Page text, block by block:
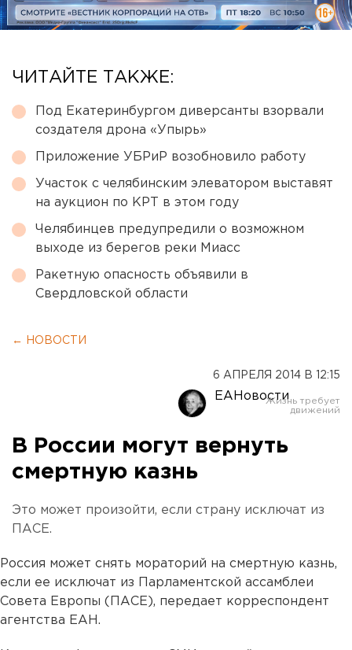
ЧИТАЙТЕ ТАКЖЕ:
Под Екатеринбургом диверсанты взорвали
создателя дрона «Упырь»
Приложение УБРиР возобновило работу
Участок с челябинским элеватором выставят
на аукцион по КРТ в этом году
Челябинцев предупредили о возможном
выходе из берегов реки Миасс
Ракетную опасность объявили в
Свердловской области
← НОВОСТИ
6 АПРЕЛЯ 2014 В 12:15
ЕАНовости
В России могут вернуть
смертную казнь
Это может произойти, если страну исключат из
ПАСЕ.
Россия может снять мораторий на смертную казнь,
если ее исключат из Парламентской ассамблеи
Совета Европы (ПАСЕ), передает корреспондент
агентства ЕАН.